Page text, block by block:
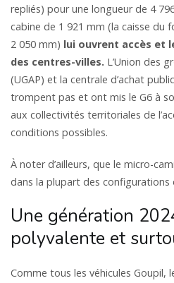
repliés) pour une longueur de 4
cabine de 1 921 mm (la caisse du
2 050 mm) lui ouvrent accès et
des centres-villes. L’Union des
(UGAP) et la centrale d’achat
trompent pas et ont mis le G6 à
aux collectivités territoriales de
conditions possibles.
À noter d’ailleurs, que le micro-
dans la plupart des configurations
Une génération
polyvalente et
Comme tous les véhicules Goupil,